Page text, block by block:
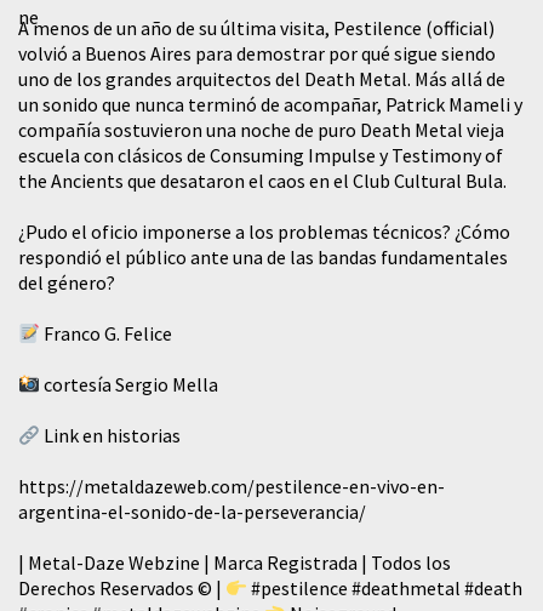
A menos de un año de su última visita, Pestilence (official)
volvió a Buenos Aires para demostrar por qué sigue siendo
uno de los grandes arquitectos del Death Metal. Más allá de
un sonido que nunca terminó de acompañar, Patrick Mameli y
compañía sostuvieron una noche de puro Death Metal vieja
escuela con clásicos de Consuming Impulse y Testimony of
the Ancients que desataron el caos en el Club Cultural Bula.
¿Pudo el oficio imponerse a los problemas técnicos? ¿Cómo
respondió el público ante una de las bandas fundamentales
del género?
Franco G. Felice
cortesía Sergio Mella
Link en historias
https://metaldazeweb.com/pestilence-en-vivo-en-
argentina-el-sonido-de-la-perseverancia/
| Metal-Daze Webzine | Marca Registrada | Todos los
Derechos Reservados © |
#pestilence #deathmetal #death